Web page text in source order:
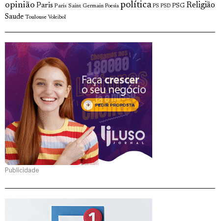
opinião Paris Paris Saint Germain Poesia política PS PSD PSG Religião
Saude Toulouse Voleibol
Publicidade